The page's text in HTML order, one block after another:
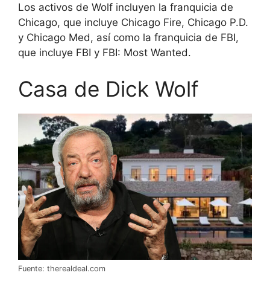
Los activos de Wolf incluyen la franquicia de
Chicago, que incluye Chicago Fire, Chicago P.D.
y Chicago Med, así como la franquicia de FBI,
que incluye FBI y FBI: Most Wanted.
Casa de Dick Wolf
Fuente: therealdeal.com